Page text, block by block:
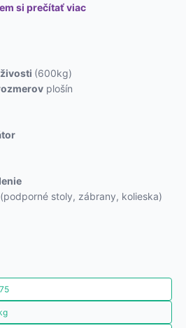
si prečítať viac
(600kg)
plošín
stoly, zábrany, kolieska)